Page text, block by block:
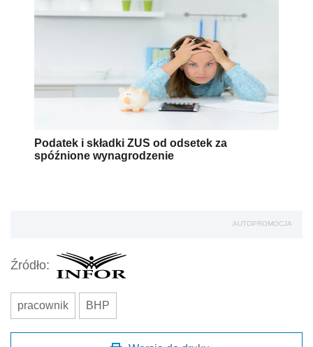
Podatek i składki ZUS od odsetek za
spóźnione wynagrodzenie
AUTOPROMOCJA
Źródło:
pracownik BHP